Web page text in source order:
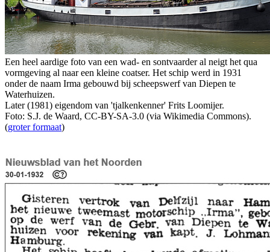
Een heel aardige foto van een wad- en sontvaarder al neigt het qua
vormgeving al naar een kleine coatser. Het schip werd in 1931
onder de naam Irma gebouwd bij scheepswerf van Diepen te
Waterhuizen.
Later (1981) eigendom van 'tjalkenkenner' Frits Loomijer.
Foto: S.J. de Waard, CC-BY-SA-3.0 (via Wikimedia Commons).
(groter formaat)